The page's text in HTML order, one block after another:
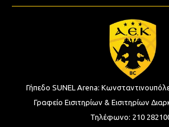
Γήπεδο SUNEL Arena:
Γραφείο Εισιτηρίων & Εισιτηρίων
Τηλέφωνο: 210